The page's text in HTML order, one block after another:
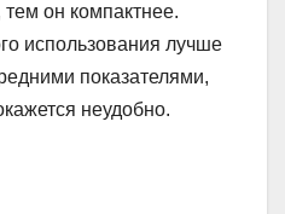
тем он компактнее.
использования лучше
показателями,
неудобно.